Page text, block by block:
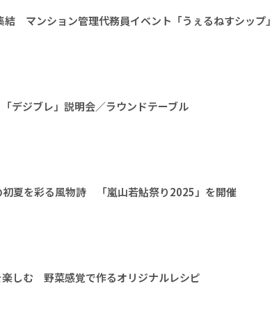
結 マンション管理代務員イベント「うぇるねすシップ」
デジブレ」説明会／ラウンドテーブル
初夏を彩る風物詩 「嵐山若鮎祭り2025」を開催
しむ 野菜感覚で作るオリジナルレシピ